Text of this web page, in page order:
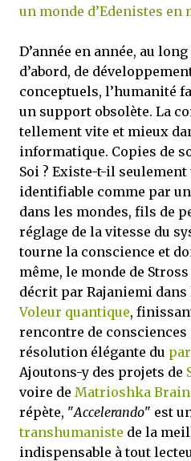
un monde d’Edenistes en
D’année en année, au
d’abord, de
conceptuels, l’humanité
un support obsolète. La
tellement vite et mieux
informatique. Copies de
Soi ? Existe-t-il
identifiable comme par un
dans les mondes, fils de
réglage de la vitesse du
tourne la conscience et
même, le monde de
décrit par Rajaniemi
Voleur quantique,
rencontre de consciences
résolution élégante du
Ajoutons-y des projets de
voire de Matrioshka
répète, "Accelerando" est
transhumaniste de la
indispensable à tout